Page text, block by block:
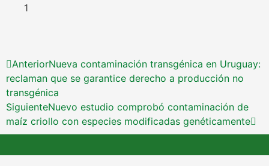
AnteriorNueva contaminación transgénica en Uruguay:
reclaman que se garantice derecho a producción no
transgénica
SiguienteNuevo estudio comprobó contaminación de
maíz criollo con especies modificadas genéticamente